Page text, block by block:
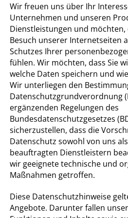
Wir freuen uns über Ihr
Unternehmen und unseren
Dienstleistungen und möchten,
Besuch unserer Internetseiten
Schutzes Ihrer
fühlen. Wir möchten, dass Sie
welche Daten speichern und
Wir unterliegen den
Datenschutzgrundverordnung
ergänzenden Regelungen des
Bundesdatenschutzgesetzes
sicherzustellen, dass die
Datenschutz sowohl von uns
beauftragten Dienstleistern
wir geeignete technische und
Maßnahmen getroffen.
Diese Datenschutzhinweise
Angebote. Darunter fallen